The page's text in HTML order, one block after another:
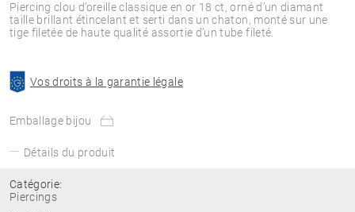
Piercing clou d’oreille classique en or 18 ct, orné d’un diamant
taille brillant étincelant et serti dans un chaton, monté sur une
tige filetée de haute qualité assortie d’un tube fileté.
Vos droits à la garantie légale
Emballage bijou
Détails du produit
Catégorie:
Piercings